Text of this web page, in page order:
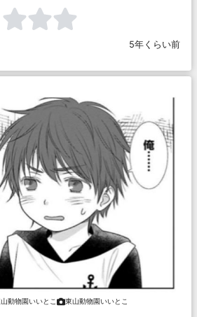
5年くらい前
動物園いいとこ 東山動物園いいとこ